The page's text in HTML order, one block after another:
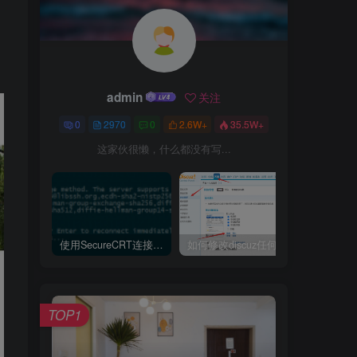
admin 关注
0 2970 0 2.6W+ 35.5W+
这家伙很懒，什么都没有写...
使用SecureCRT连接Ubuntu20.04报错：Key exchange failed. No compatible key exchange method.
TOP1